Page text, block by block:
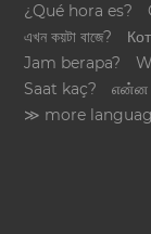
¿Qué hora es?
এখন কয়টা বাজে?
Jam berapa?
Saat kaç?
என்ன
≫ more